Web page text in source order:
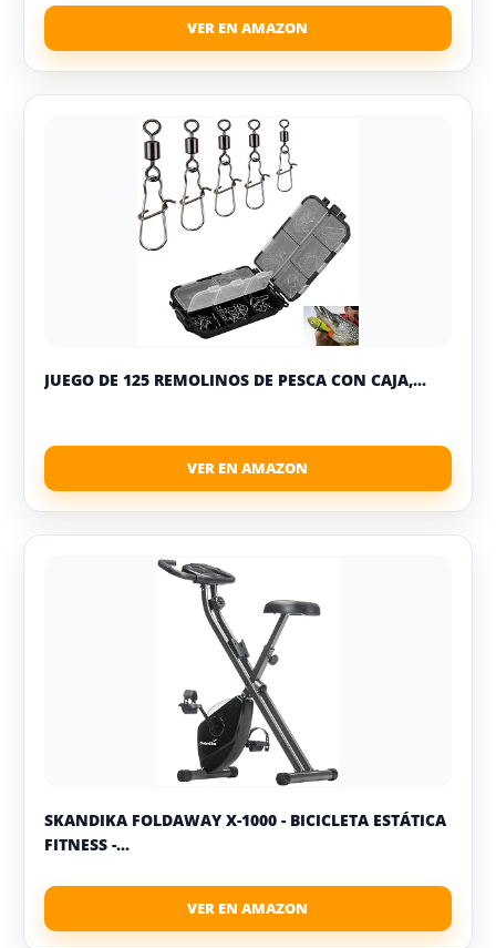
JUEGO DE 125 REMOLINOS DE PESCA CON CAJA,...
SKANDIKA FOLDAWAY X-1000 - BICICLETA ESTÁTICA
FITNESS -...